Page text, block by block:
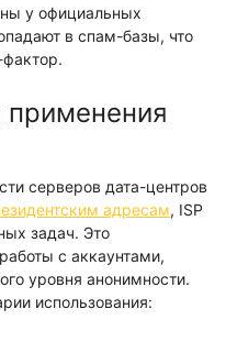
у официальных
в спам-базы, что
серверов дата-центров
адресам, ISP
задач. Это
с аккаунтами,
уровня анонимности.
использования: